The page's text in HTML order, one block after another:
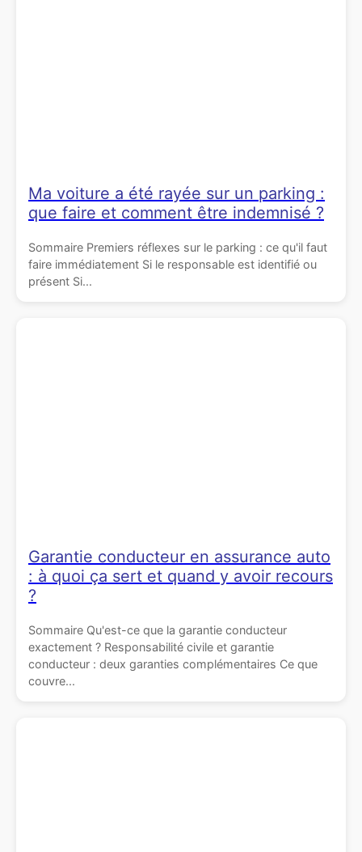
Ma voiture a été rayée sur un parking :
que faire et comment être indemnisé ?
Sommaire Premiers réflexes sur le parking : ce qu'il faut
faire immédiatement Si le responsable est identifié ou
présent Si...
Garantie conducteur en assurance auto
: à quoi ça sert et quand y avoir recours
?
Sommaire Qu'est-ce que la garantie conducteur
exactement ? Responsabilité civile et garantie
conducteur : deux garanties complémentaires Ce que
couvre...